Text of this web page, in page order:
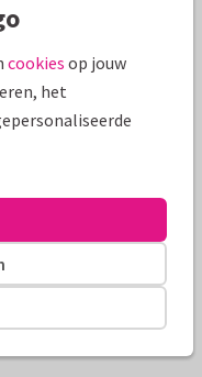
cookies op jouw
het